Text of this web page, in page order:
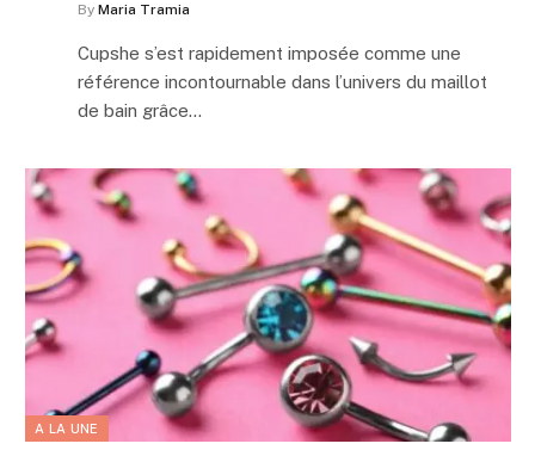
By Maria Tramia
Cupshe s’est rapidement imposée comme une
référence incontournable dans l’univers du maillot
de bain grâce…
A LA UNE